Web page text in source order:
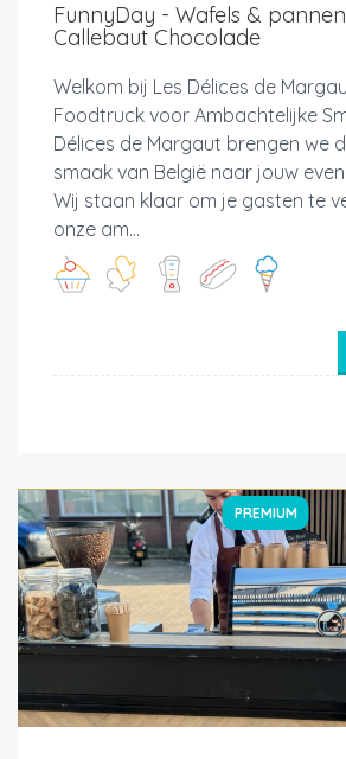
FunnyDay - Wafels &
Callebaut Chocolade
Welkom bij Les Délices de
Foodtruck voor Ambachtelijke
Délices de Margaut brengen we
smaak van België naar jouw
Wij staan klaar om je gasten te
onze am...
PREMIUM